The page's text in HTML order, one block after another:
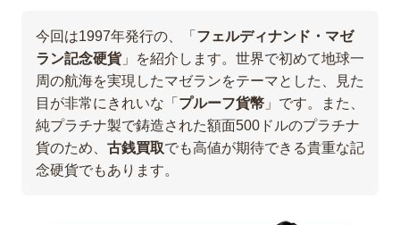
今回は1997年発行の、「 フェルディナンド・マゼ
ラン記念硬貨」を紹介します。世界で初めて地球一
周の航海を実現したマゼランをテーマとした、見た
目が非常にきれいな「 プルーフ貨幣 」です。また、
純プラチナ製で鋳造された額面500ドルのプラチナ
貨のため、 古銭買取でも高値が期待できる貴重な記
念硬貨でもあります。